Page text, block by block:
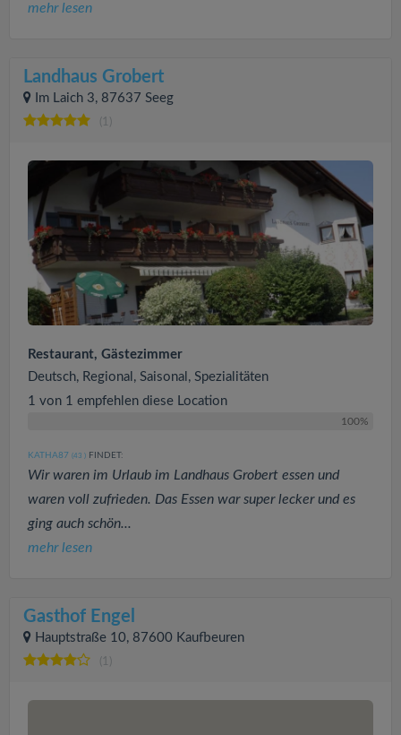
mehr lesen
Landhaus Grobert
Im Laich 3, 87637 Seeg
Restaurant, Gästezimmer
Deutsch, Regional, Saisonal, Spezialitäten
1 von 1 empfehlen diese Location
100%
KATHA87 (43 ) FINDET:
Wir waren im Urlaub im Landhaus Grobert essen und
waren voll zufrieden. Das Essen war super lecker und es
ging auch schön...
mehr lesen
Gasthof Engel
Hauptstraße 10, 87600 Kaufbeuren
(1)